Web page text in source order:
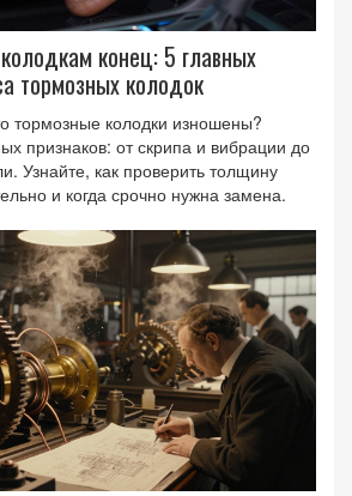
конец: 5 главных
тормозных колодок
тормозные колодки изношены?
признаков: от скрипа и вибрации до
Узнайте, как проверить толщину
и когда срочно нужна замена.